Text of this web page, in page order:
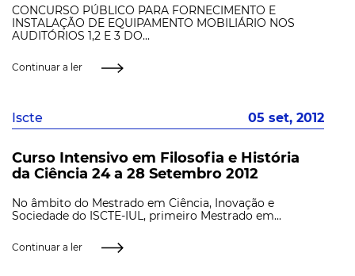
CONCURSO PÚBLICO PARA FORNECIMENTO E
INSTALAÇÃO DE EQUIPAMENTO MOBILIÁRIO NOS
AUDITÓRIOS 1,2 E 3 DO...
Continuar a ler
Iscte 05 set, 2012
Curso Intensivo em Filosofia e História
da Ciência 24 a 28 Setembro 2012
No âmbito do Mestrado em Ciência, Inovação e
Sociedade do ISCTE-IUL, primeiro Mestrado em...
Continuar a ler